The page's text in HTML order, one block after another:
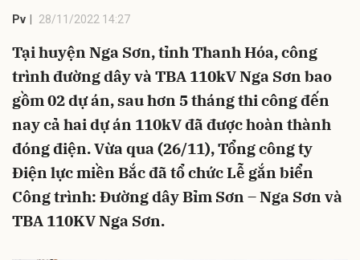
Pv 28/11/2022 14:27
Tại huyện Nga Sơn, tỉnh Thanh Hóa, công
trình đường dây và TBA 110kV Nga Sơn bao
gồm 02 dự án, sau hơn 5 tháng thi công đến
nay cả hai dự án 110kV đã được hoàn thành
đóng điện. Vừa qua (26/11), Tổng công ty
Điện lực miền Bắc đã tổ chức Lễ gắn biển
Công trình: Đường dây Bỉm Sơn – Nga Sơn và
TBA 110KV Nga Sơn.